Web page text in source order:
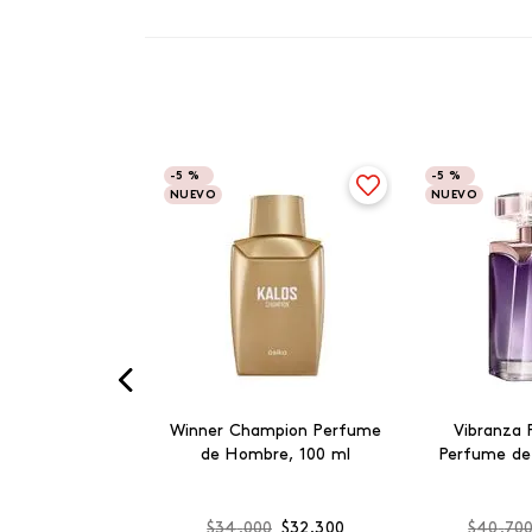
-5 %
NUEVO
Winner Champion Perfume
de Hombre, 100 ml
-5 %
NUEVO
Vibranza
Perfume